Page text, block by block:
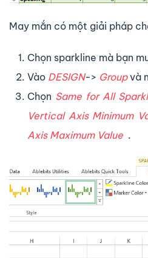
May mắn có một giải pháp
Chọn sparkline mà bạn
Vào DESIGN-> Groupvà
Chọn Same for All
Vertical Axis Minimum
Axis Maximum Value .